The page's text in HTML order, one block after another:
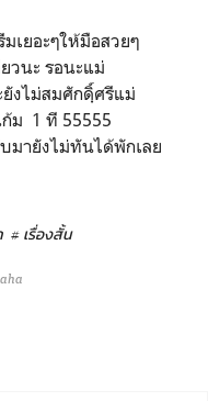
เยอะๆให้มือสวยๆ
วนะ รอนะแม่
งไม่สมศักดฺิ์ศรีแม่
ม 1 ที 55555
มายังไม่ทันได้พักเลย
# เรื่องสั้น